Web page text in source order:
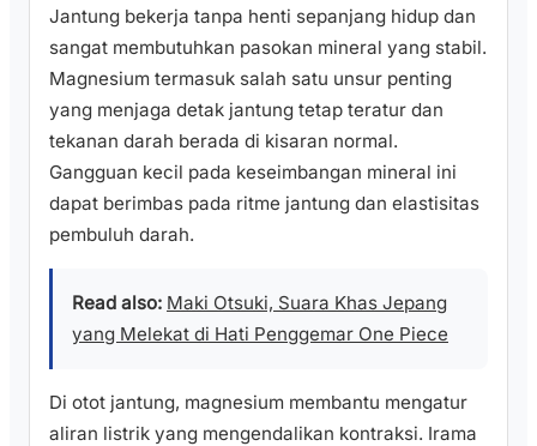
Jantung bekerja tanpa henti sepanjang hidup dan
sangat membutuhkan pasokan mineral yang stabil.
Magnesium termasuk salah satu unsur penting
yang menjaga detak jantung tetap teratur dan
tekanan darah berada di kisaran normal.
Gangguan kecil pada keseimbangan mineral ini
dapat berimbas pada ritme jantung dan elastisitas
pembuluh darah.
Read also: Maki Otsuki, Suara Khas Jepang
yang Melekat di Hati Penggemar One Piece
Di otot jantung, magnesium membantu mengatur
aliran listrik yang mengendalikan kontraksi. Irama